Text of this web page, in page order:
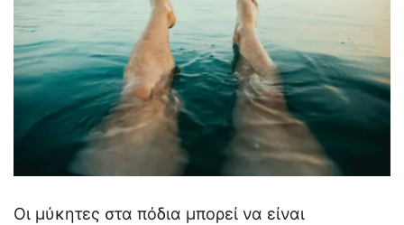
Οι μύκητες στα πόδια μπορεί να είναι